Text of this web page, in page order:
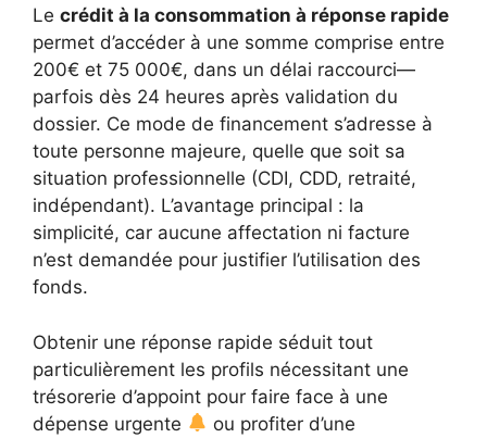
Le crédit à la consommation à réponse rapide
permet d’accéder à une somme comprise entre
200€ et 75 000€, dans un délai raccourci—
parfois dès 24 heures après validation du
dossier. Ce mode de financement s’adresse à
toute personne majeure, quelle que soit sa
situation professionnelle (CDI, CDD, retraité,
indépendant). L’avantage principal : la
simplicité, car aucune affectation ni facture
n’est demandée pour justifier l’utilisation des
fonds.
Obtenir une réponse rapide séduit tout
particulièrement les profils nécessitant une
trésorerie d’appoint pour faire face à une
dépense urgente
ou profiter d’une